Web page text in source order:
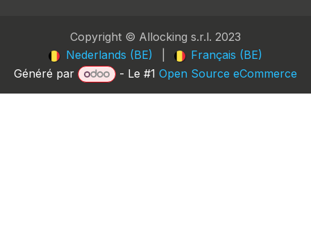
Copyright © Allocking s.r.l. 2023
Nederlands (BE)
Français (BE)
Généré par
- Le #1 Open Source eCommerce